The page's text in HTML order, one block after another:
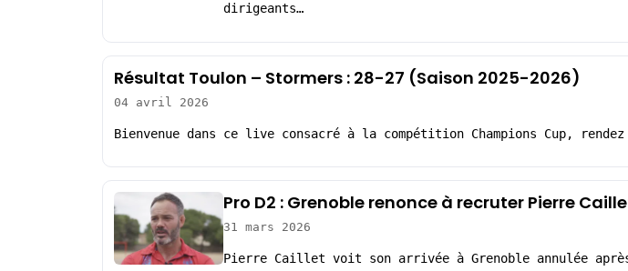
dirigeants…
Résultat Toulon – Stormers : 28-27 (Saison 2025-2026)
04 avril 2026
Bienvenue dans ce live consacré à la compétition Champions Cup,
Pro D2 : Grenoble renonce à recruter Pierre
31 mars 2026
Pierre Caillet voit son arrivée à Grenoble annulée